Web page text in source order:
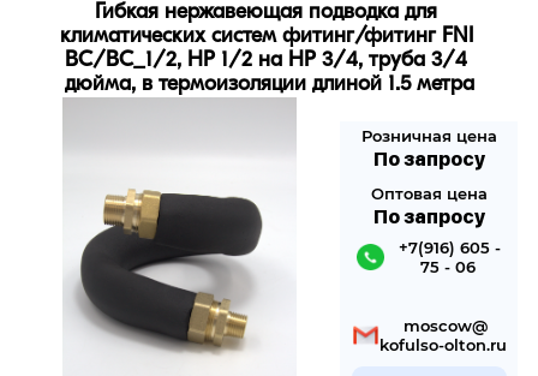
Гибкая нержавеющая подводка для
климатических систем фитинг/фитинг FNI
BC/BC_1/2, НР 1/2 на НР 3/4, труба 3/4
дюйма, в термоизоляции длиной 1.5 метра
Розничная цена
По запросу
Оптовая цена
По запросу
+7(916) 605 -
75 - 06
mosсow@
kofulso-olton.ru